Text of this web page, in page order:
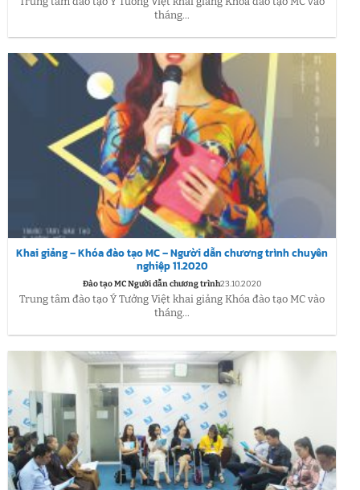
tháng...
Khai giảng – Khóa đào tạo MC – Người dẫn chương trình chuyên
nghiệp 11.2020
Đào tạo MC Người dẫn chương trình23.10.2020
Trung tâm đào tạo Ý Tưởng Việt khai giảng Khóa đào tạo MC vào
tháng...